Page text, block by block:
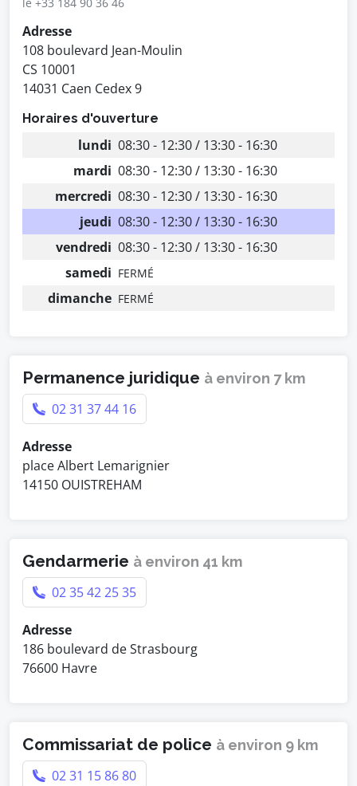
Adresse
108 boulevard Jean-Moulin
CS 10001
14031 Caen Cedex 9
Horaires d'ouverture
lundi 08:30 - 12:30 / 13:30 - 16:30
mardi 08:30 - 12:30 / 13:30 - 16:30
mercredi 08:30 - 12:30 / 13:30 - 16:30
jeudi 08:30 - 12:30 / 13:30 - 16:30
vendredi 08:30 - 12:30 / 13:30 - 16:30
samedi FERMÉ
dimanche FERMÉ
Permanence juridique à environ 7 km
02 31 37 44 16
Adresse
place Albert Lemarignier
14150 OUISTREHAM
Gendarmerie à environ 41 km
02 35 42 25 35
Adresse
186 boulevard de Strasbourg
76600 Havre
Commissariat de police à environ 9 km
02 31 15 86 80